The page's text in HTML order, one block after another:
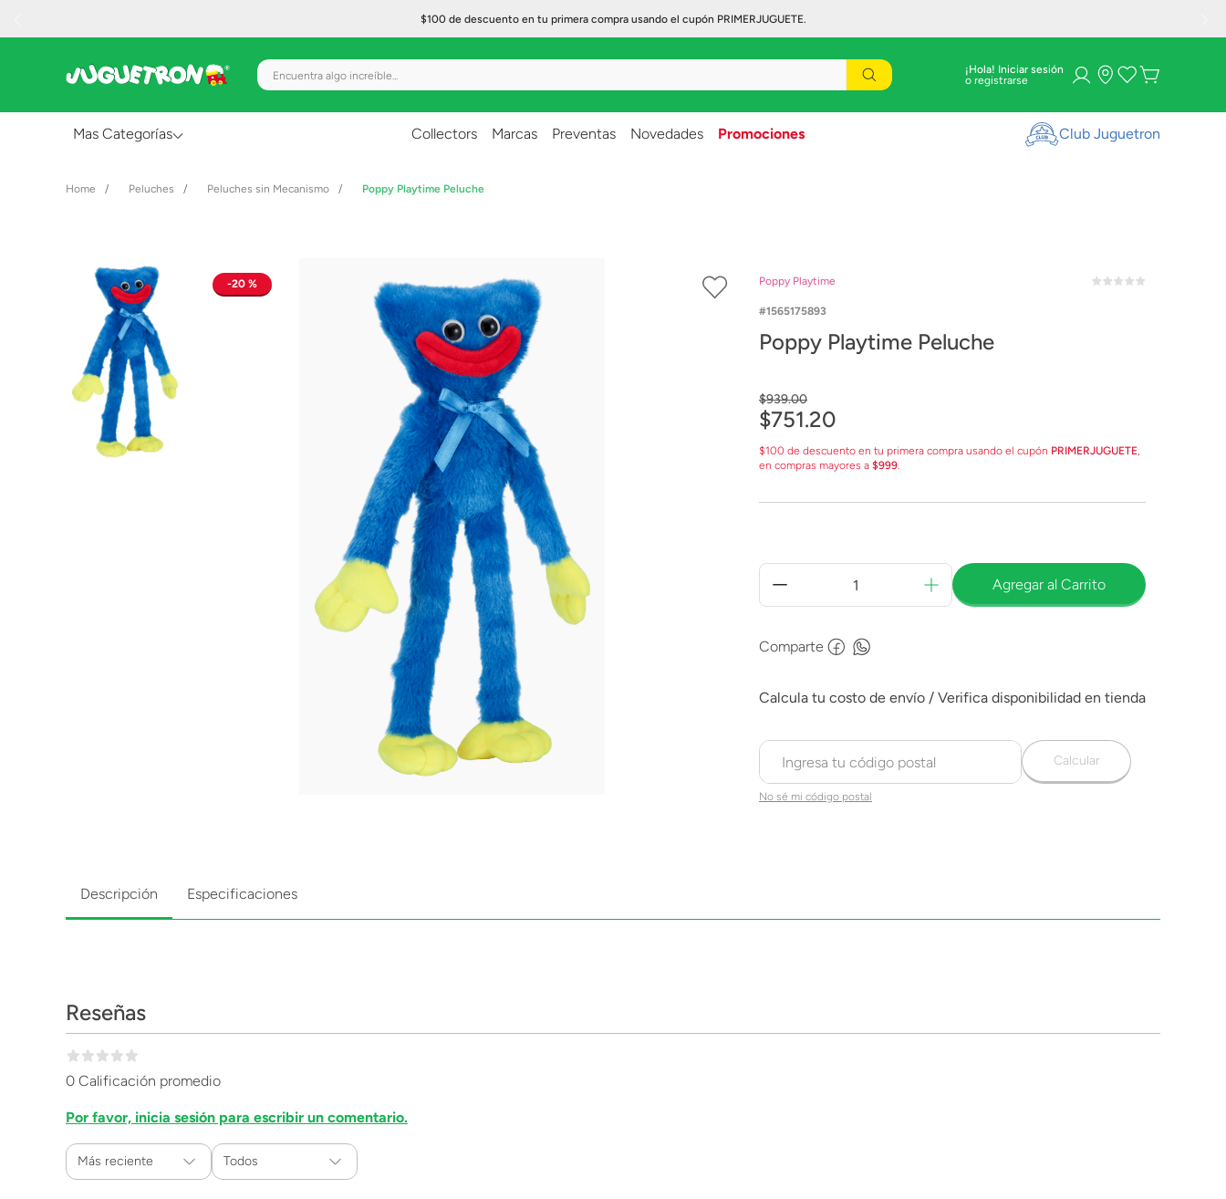
$100 de descuento en tu primera compra usando el cupón PRIMERJUGUETE.
Encuentra algo increíble... ¡Hola! Iniciar sesión
Mas Categorías
Creatividad y Arte
Figuras de Acción
Gadgets y Electrónicos
Juegos de Mesa
Lanzadores
Muñecas
Collectors Marcas Preventas Novedades Promociones Club Juguetron
Peluches Peluches sin Mecanismo Poppy Playtime Peluche
20 % Poppy Playtime
1565175893
Poppy Playtime Peluche
$939.00
$751.20
$100 de descuento en tu primera compra usando el cupón PRIMERJUGUETE,
en compras mayores a $999.
Agregar al Carrito
Comparte
No sé mi código postal
Calcular
Descripción Especificaciones
Reseñas
0 Calificación promedio
Por favor, inicia sesión para escribir un comentario.
Más reciente Todos